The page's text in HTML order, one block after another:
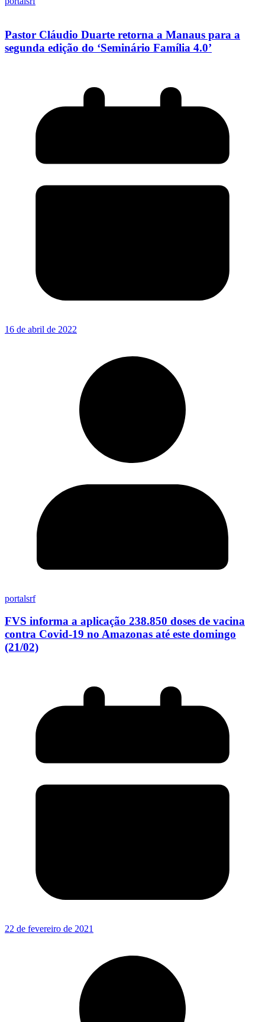
Pastor Cláudio Duarte retorna a Manaus para a
segunda edição do ‘Seminário Família 4.0’
16 de abril de 2022
portalsrf
FVS informa a aplicação 238.850 doses de vacina
contra Covid-19 no Amazonas até este domingo
(21/02)
22 de fevereiro de 2021